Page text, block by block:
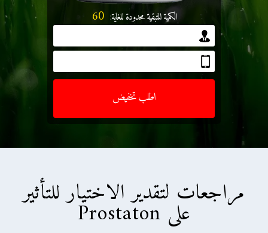
الكمية المتبقية محدودة للغاية: 60
اطلب تخفيض
مراجعات لتقدير الاختيار للتأثير
على Prostaton